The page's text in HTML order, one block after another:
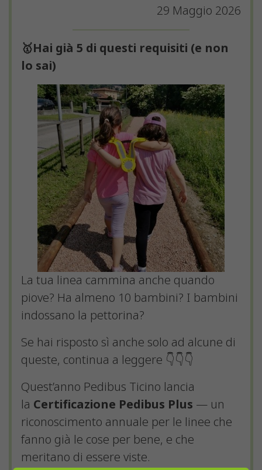
29 Maggio 2026
🥇Hai già 5 di questi requisiti (e non
lo sai)
La tua linea cammina anche quando
piove? Ha almeno 10 bambini? I bambini
indossano la pettorina?
Se hai risposto sì anche solo ad alcune di
queste, continua a leggere 👇👇👇
Quest’anno Pedibus Ticino lancia
la Certificazione Pedibus Plus — un
riconoscimento annuale per le linee che
fanno già le cose per bene, e che
meritano di essere viste.